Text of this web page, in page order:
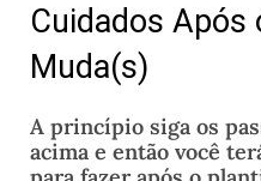
Cuidados Após
Muda(s)
A princípio siga os
acima e então você